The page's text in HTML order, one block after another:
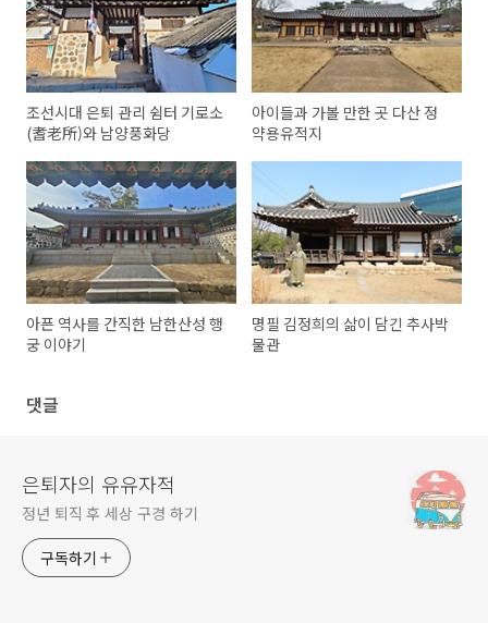
조선시대 은퇴 관리 쉼터 기로소
(耆老所)와 남양풍화당
아이들과 가볼 만한 곳 다산 정
약용유적지
아픈 역사를 간직한 남한산성 행
궁 이야기
명필 김정희의 삶이 담긴 추사박
물관
댓글
은퇴자의 유유자적
정년 퇴직 후 세상 구경 하기
구독하기